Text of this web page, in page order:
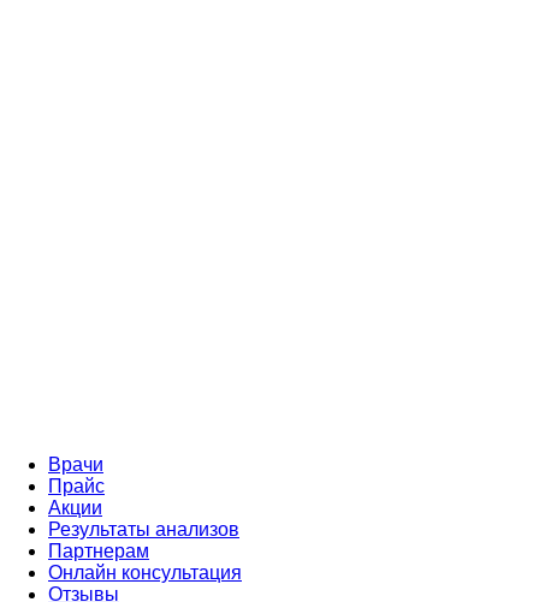
Врачи
Прайс
Акции
Результаты анализов
Партнерам
Онлайн консультация
Отзывы